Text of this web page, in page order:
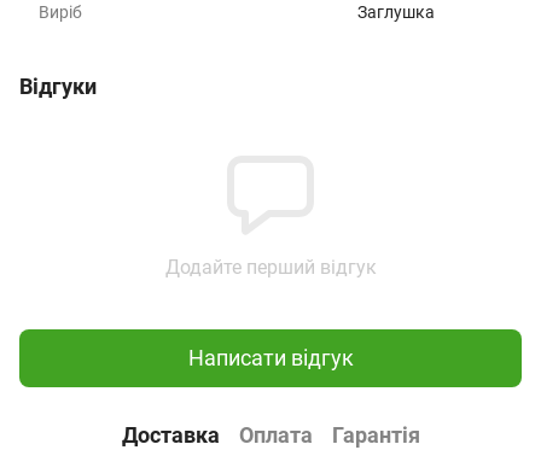
Виріб Заглушка
Відгуки
Додайте перший відгук
Написати відгук
Доставка Оплата Гарантія